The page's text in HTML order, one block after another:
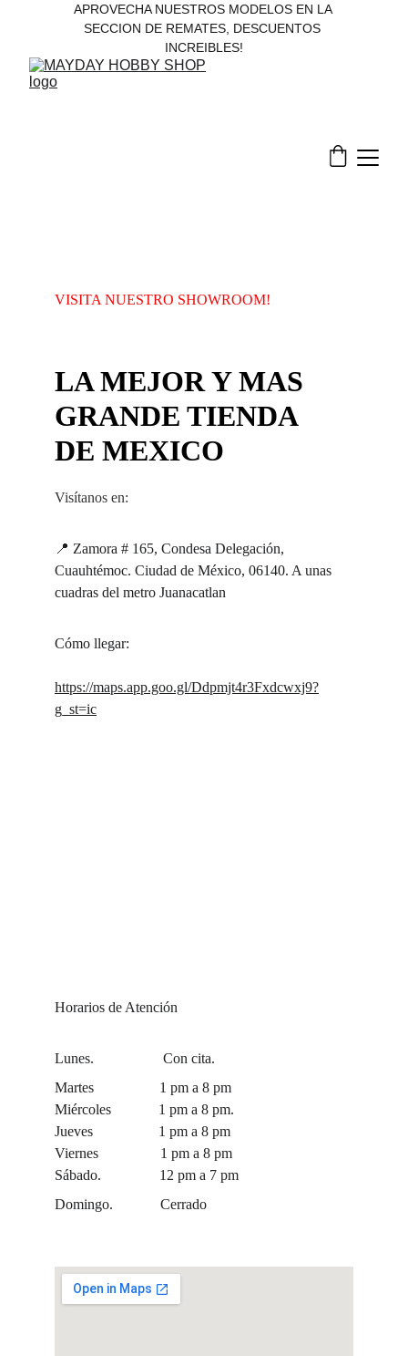
APROVECHA NUESTROS MODELOS EN LA
SECCION DE REMATES, DESCUENTOS
INCREIBLES!
VISITA NUESTRO SHOWROOM!
LA MEJOR Y MAS
GRANDE TIENDA
DE MEXICO
Visítanos en:
📍 Zamora # 165, Condesa Delegación,
Cuauhtémoc. Ciudad de México, 06140. A unas
cuadras del metro Juanacatlan
Cómo llegar:
https://maps.app.goo.gl/Ddpmjt4r3Fxdcwxj9?
g_st=ic
Horarios de Atención
Lunes.                   Con cita.
Martes                  1 pm a 8 pm
Miércoles             1 pm a 8 pm.
Jueves                  1 pm a 8 pm
Viernes                 1 pm a 8 pm
Sábado.                12 pm a 7 pm
Domingo.             Cerrado